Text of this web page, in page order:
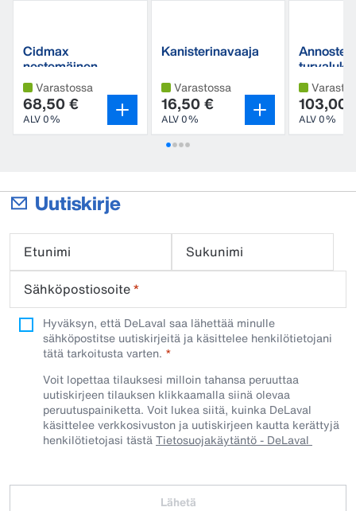
Cidmax
nestemäinen
hapanpesuaine
Varastossa
68,50 €
ALV 0%
Kanisterinavaaja
Varastossa
16,50 €
ALV 0%
103,00
ALV 0%
Uutiskirje
Etunimi
Sukunimi
Sähköpostiosoite*
Hyväksyn, että DeLaval saa lähettää minulle
sähköpostitse uutiskirjeitä ja käsittelee henkilötietojani
tätä tarkoitusta varten.
Voit lopettaa tilauksesi milloin tahansa peruuttaa
uutiskirjeen tilauksen klikkaamalla siinä olevaa
peruutuspainiketta. Voit lukea siitä, kuinka DeLaval
käsittelee verkkosivuston ja uutiskirjeen kautta kerättyjä
henkilötietojasi tästäTietosuojakäytäntö - DeLaval
Lähetä